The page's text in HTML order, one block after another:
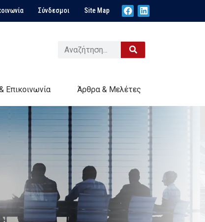
Σύνδεσμοι Site Map
Επικοινωνία Άρθρα & Μελέτες